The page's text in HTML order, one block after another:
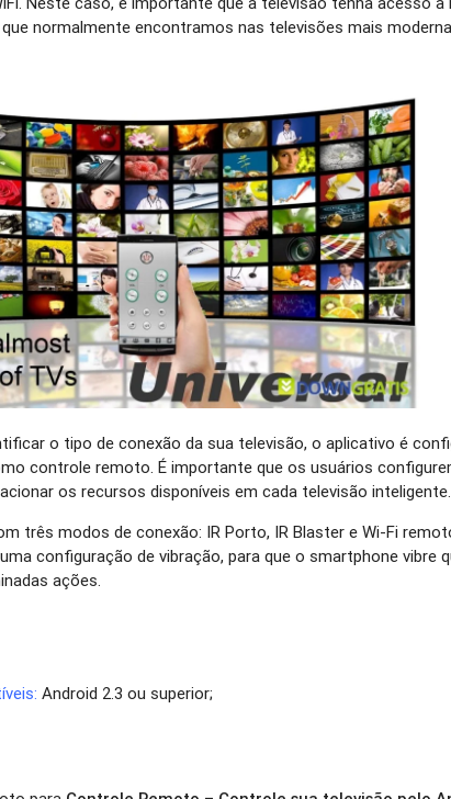
normalmente encontramos nas televisões mais
o tipo de conexão da sua televisão, o aplicativo é
controle remoto. É importante que os usuários
os recursos disponíveis em cada televisão inteligente.
três modos de conexão: IR Porto, IR Blaster e Wi-Fi
configuração de vibração, para que o smartphone vibre
ações.
Android 2.3 ou superior;